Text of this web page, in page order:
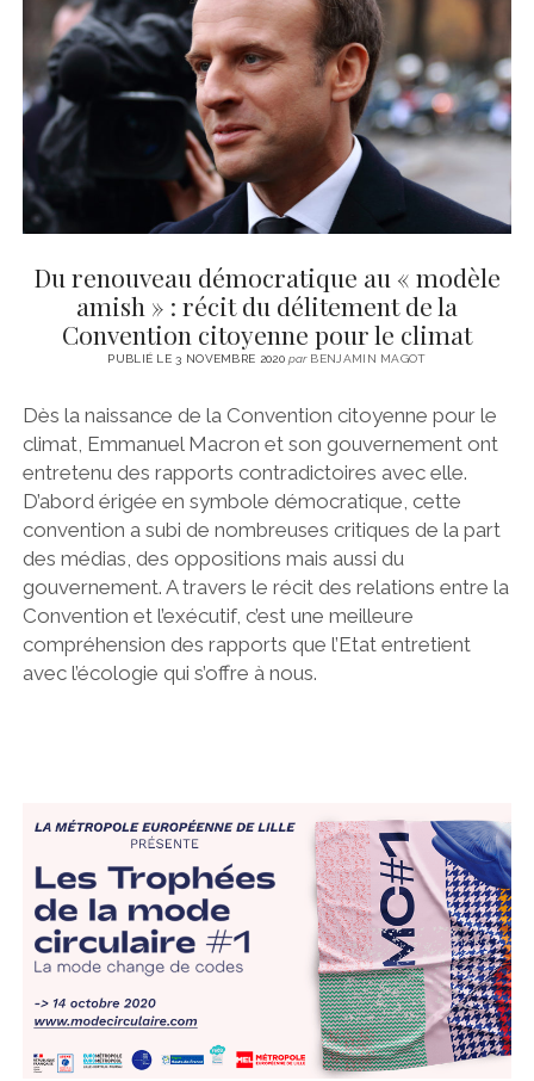
CINÉMA
LITTÉRATURE
ÉCONOMIE
SPORT
MÉDIAS
SANTÉ
instagram
emailemail-
form
Du renouveau démocratique au « modèle
amish » : récit du délitement de la
Convention citoyenne pour le climat
PUBLIÉ LE 3 NOVEMBRE 2020parBENJAMIN MAGOT
Dès la naissance de la Convention citoyenne pour le
climat, Emmanuel Macron et son gouvernement ont
entretenu des rapports contradictoires avec elle.
D’abord érigée en symbole démocratique, cette
convention a subi de nombreuses critiques de la part
des médias, des oppositions mais aussi du
gouvernement. A travers le récit des relations entre la
Convention et l’exécutif, c’est une meilleure
compréhension des rapports que l’Etat entretient
avec l’écologie qui s’offre à nous.